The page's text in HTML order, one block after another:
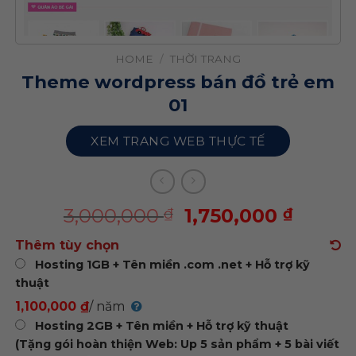
HOME / THỜI TRANG
Theme wordpress bán đồ trẻ em
01
XEM TRANG WEB THỰC TẾ
3,000,000₫ 1,750,000₫
Thêm tùy chọn
Hosting 1GB + Tên miền .com .net + Hỗ trợ kỹ
thuật
1,100,000 ₫/ năm
Hosting 2GB + Tên miền + Hỗ trợ kỹ thuật
(Tặng gói hoàn thiện Web: Up 5 sản phẩm + 5 bài viết